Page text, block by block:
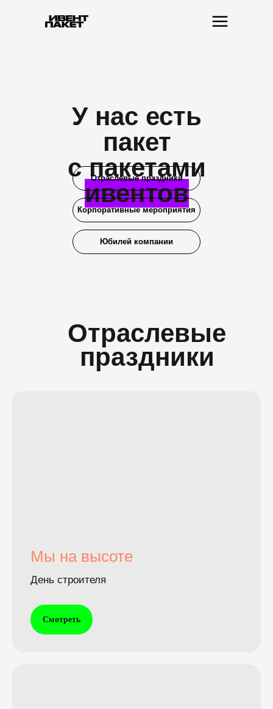
У нас есть
пакет
с пакетами
ивентов
Отраслевые праздники
Корпоративные мероприятия
Юбилей компании
Отраслевые
праздники
Мы на высоте
День строителя
Смотреть